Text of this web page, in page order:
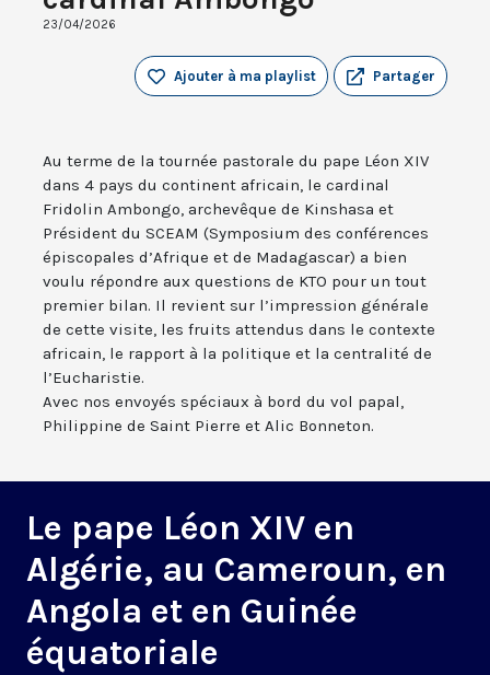
23/04/2026
Partager
Ajouter à ma playlist
Au terme de la tournée pastorale du pape Léon XIV
dans 4 pays du continent africain, le cardinal
Fridolin Ambongo, archevêque de Kinshasa et
Président du SCEAM (Symposium des conférences
épiscopales d’Afrique et de Madagascar) a bien
voulu répondre aux questions de KTO pour un tout
premier bilan. Il revient sur l’impression générale
de cette visite, les fruits attendus dans le contexte
africain, le rapport à la politique et la centralité de
l’Eucharistie.
Avec nos envoyés spéciaux à bord du vol papal,
Philippine de Saint Pierre et Alic Bonneton.
Le pape Léon XIV en
Algérie, au Cameroun, en
Angola et en Guinée
équatoriale